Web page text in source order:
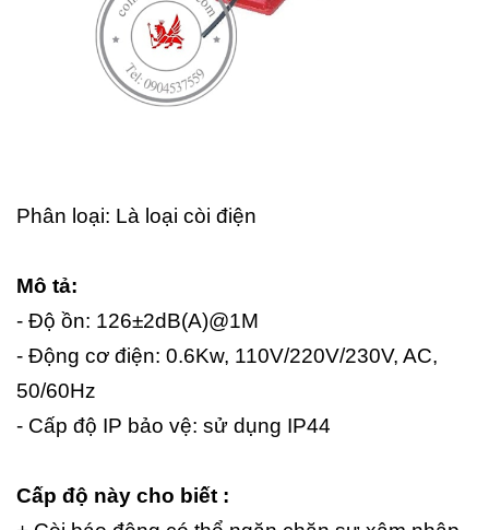
Phân loại: Là loại còi điện
Mô tả:
- Độ ồn: 126±2dB(A)@1M
- Động cơ điện: 0.6Kw, 110V/220V/230V, AC,
50/60Hz
- Cấp độ IP bảo vệ: sử dụng IP44
Cấp độ này cho biết :